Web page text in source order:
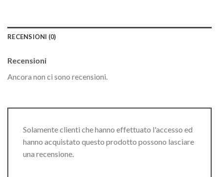
RECENSIONI (0)
Recensioni
Ancora non ci sono recensioni.
Solamente clienti che hanno effettuato l'accesso ed
hanno acquistato questo prodotto possono lasciare
una recensione.